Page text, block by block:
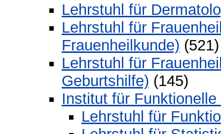
Lehrstuhl für
Lehrstuhl für
Frauenheilkunde) (521)
Lehrstuhl für
Geburtshilfe) (145)
Institut für
Lehrstuhl für